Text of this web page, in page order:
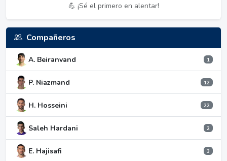
💪 ¡Sé el primero en alentar!
Compañeros
A. Beiranvand 1
P. Niazmand 12
H. Hosseini 22
Saleh Hardani 2
E. Hajisafi 3